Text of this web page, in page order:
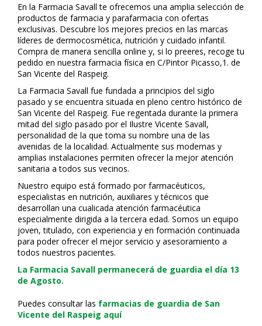
En la Farmacia Savall te ofrecemos una amplia selección de
productos de farmacia y parafarmacia con ofertas
exclusivas. Descubre los mejores precios en las marcas
líderes de dermocosmética, nutrición y cuidado infantil.
Compra de manera sencilla online y, si lo prefieres, recoge tu
pedido en nuestra farmacia física en C/Pintor Picasso,1. de
San Vicente del Raspeig.
La Farmacia Savall fue fundada a principios del siglo
pasado y se encuentra situada en pleno centro histórico de
San Vicente del Raspeig. Fue regentada durante la primera
mitad del siglo pasado por el Ilustre Vicente Savall,
personalidad de la que toma su nombre una de las
avenidas de la localidad. Actualmente sus modernas y
amplias instalaciones permiten ofrecer la mejor atención
sanitaria a todos sus vecinos.
Nuestro equipo está formado por farmacéuticos,
especialistas en nutrición, auxiliares y técnicos que
desarrollan una cualificada atención farmacéutica
especialmente dirigida a la tercera edad. Somos un equipo
joven, titulado, con experiencia y en formación continuada
para poder ofrecer el mejor servicio y asesoramiento a
todos nuestros pacientes.
La Farmacia Savall permanecerá de guardia el día 13
de Agosto.
Puedes consultar las farmacias de guardia de San
Vicente del Raspeig aquí